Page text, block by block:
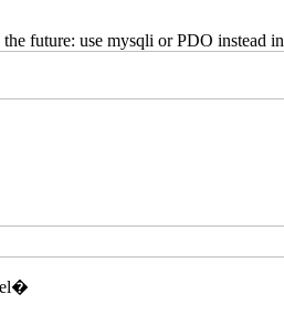
future: use mysqli or PDO instead in